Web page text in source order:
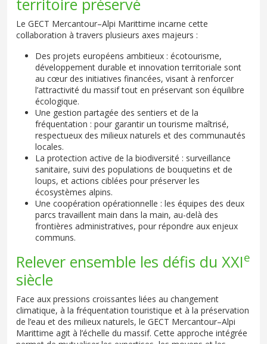
Le GECT Mercantour–Alpi Marittime incarne cette
collaboration à travers plusieurs axes majeurs :
Des projets européens ambitieux : écotourisme,
développement durable et innovation territoriale sont
au cœur des initiatives financées, visant à renforcer
l’attractivité du massif tout en préservant son équilibre
écologique.
Une gestion partagée des sentiers et de la
fréquentation : pour garantir un tourisme maîtrisé,
respectueux des milieux naturels et des communautés
locales.
La protection active de la biodiversité : surveillance
sanitaire, suivi des populations de bouquetins et de
loups, et actions ciblées pour préserver les
écosystèmes alpins.
Une coopération opérationnelle : les équipes des deux
parcs travaillent main dans la main, au-delà des
frontières administratives, pour répondre aux enjeux
communs.
Relever ensemble les défis du XXIe
siècle
Face aux pressions croissantes liées au changement
climatique, à la fréquentation touristique et à la préservation
de l’eau et des milieux naturels, le GECT Mercantour–Alpi
Marittime agit à l’échelle du massif. Cette approche intégrée